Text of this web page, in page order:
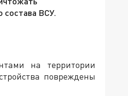
ВСУ.
на территории
повреждены